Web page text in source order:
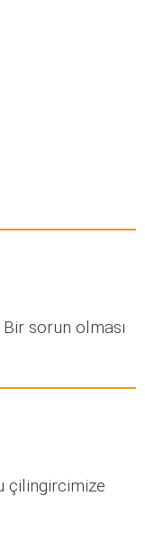
sorun olması
çilingircimize